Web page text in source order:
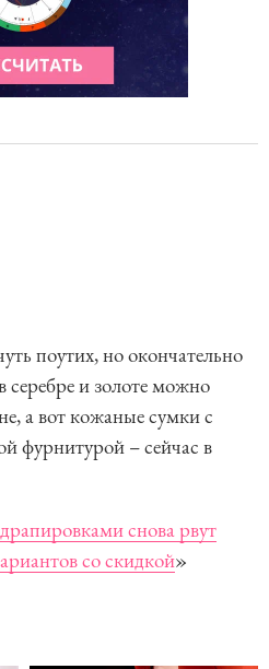
поутих, но окончательно
серебре и золоте можно
а вот кожаные сумки с
фурнитурой – сейчас в
снова рвут
со скидкой»